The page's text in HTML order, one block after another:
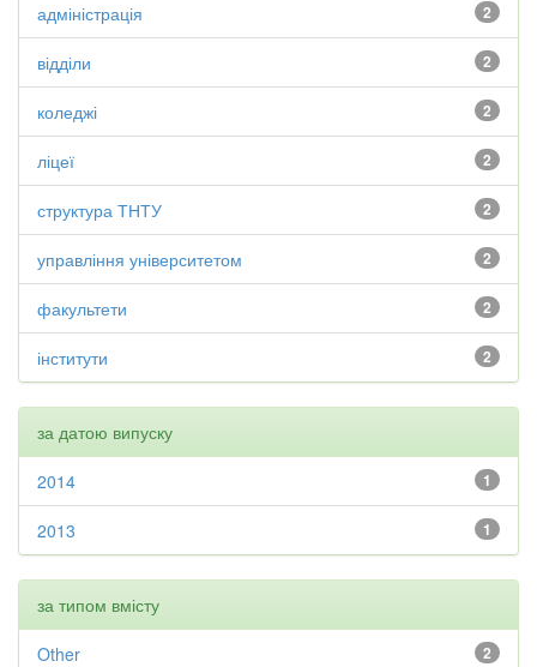
2
адміністрація
2
відділи
2
коледжі
2
ліцеї
2
структура ТНТУ
2
управління університетом
2
факультети
2
інститути
за датою випуску
1
2014
1
2013
за типом вмісту
2
Other